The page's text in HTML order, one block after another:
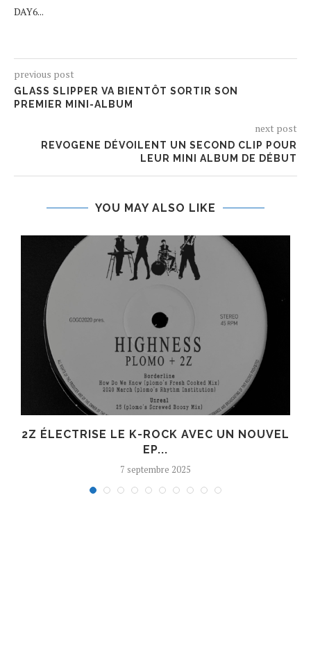
DAY6...
previous post
GLASS SLIPPER VA BIENTÔT SORTIR SON
PREMIER MINI-ALBUM
next post
REVOGENE DÉVOILENT UN SECOND CLIP POUR
LEUR MINI ALBUM DE DÉBUT
YOU MAY ALSO LIKE
2Z ÉLECTRISE LE K-ROCK AVEC UN NOUVEL
EP...
7 septembre 2025